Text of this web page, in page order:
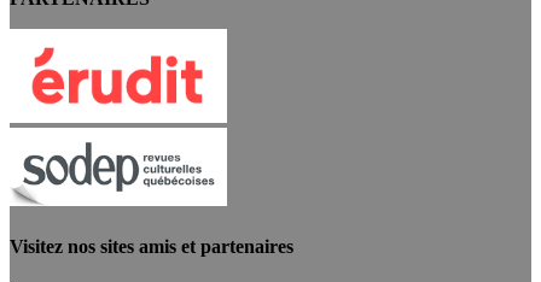
Visitez nos sites amis et partenaires